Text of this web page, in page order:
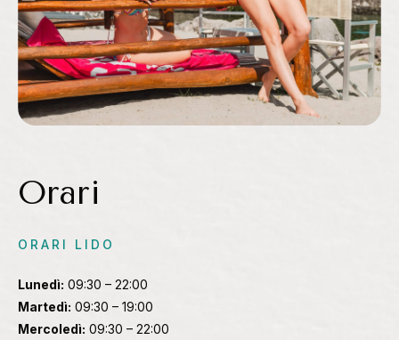
Orari
ORARI LIDO
Lunedì: 09:30 – 22:00
Martedì: 09:30 – 19:00
Mercoledì: 09:30 – 22:00